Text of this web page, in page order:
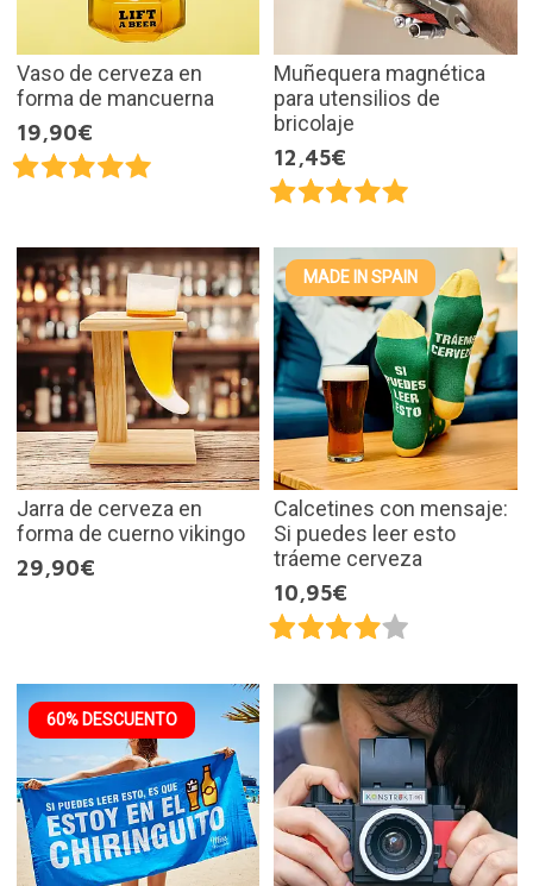
Vaso de cerveza en
forma de mancuerna
19,90€
Muñequera magnética
para utensilios de
bricolaje
12,45€
Jarra de cerveza en
forma de cuerno vikingo
29,90€
MADE IN SPAIN
Calcetines con mensaje:
Si puedes leer esto
tráeme cerveza
10,95€
60% DESCUENTO